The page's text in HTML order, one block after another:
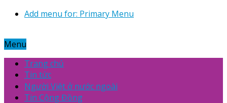
Add menu for: Primary Menu
Menu
Trang chủ
Tin tức
Người Việt ở nước ngoài
Tin Cộng Đồng